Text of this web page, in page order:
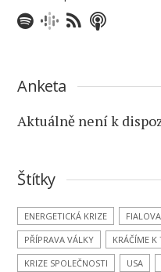
Anketa
Aktuálně není k
Štítky
ENERGETICKÁ KRIZE
PŘÍPRAVA VÁLKY
KRÁČÍME
KRIZE SPOLEČNOSTI
USA